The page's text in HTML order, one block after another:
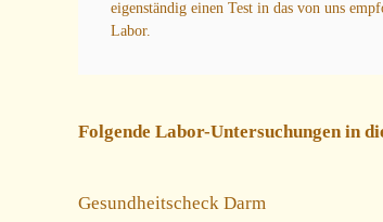
eigenständig einen Test in das von uns
Labor.
Folgende Labor-Untersuchungen in
Gesundheitscheck Darm